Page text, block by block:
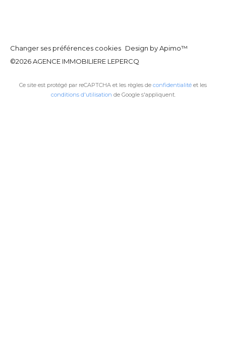
Changer ses préférences cookies Design byApimo™
©2026 AGENCE IMMOBILIERE LEPERCQ
Ce site est protégé par reCAPTCHA et les règles de confidentialité et les
conditions d'utilisation de Google s'appliquent.